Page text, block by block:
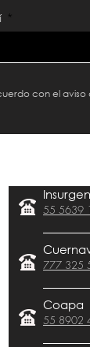
con el
55 5639
777 325
Coapa
55 8902